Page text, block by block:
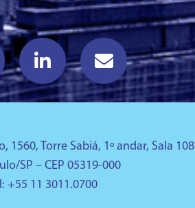
1560, Torre Sabiá, 1º andar, Sala 108
SP – CEP 05319-000
+55 11 3011.0700